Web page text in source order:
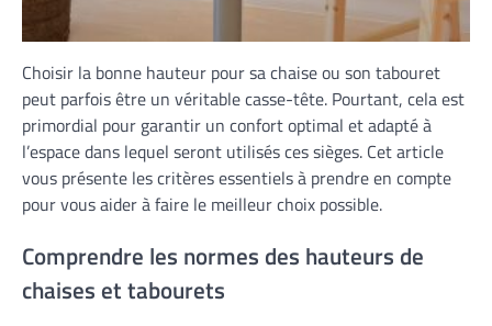
Choisir la bonne hauteur pour sa chaise ou son tabouret
peut parfois être un véritable casse-tête. Pourtant, cela est
primordial pour garantir un confort optimal et adapté à
l’espace dans lequel seront utilisés ces sièges. Cet article
vous présente les critères essentiels à prendre en compte
pour vous aider à faire le meilleur choix possible.
Comprendre les normes des hauteurs de
chaises et tabourets